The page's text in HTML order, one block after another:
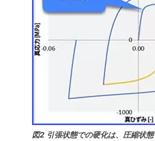
図2 引張状態での硬化は、圧縮状